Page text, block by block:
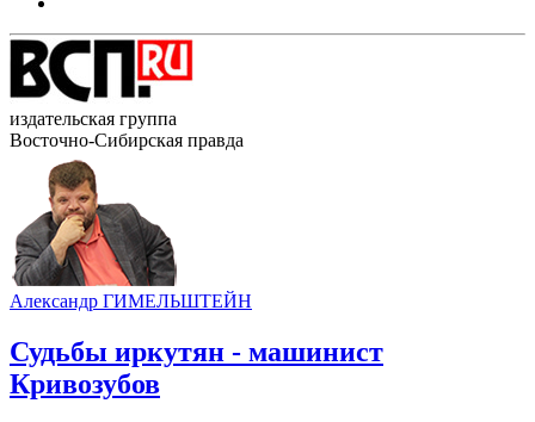
издательская группа
Восточно-Сибирская правда
Александр ГИМЕЛЬШТЕЙН
Судьбы иркутян - машинист
Кривозубов